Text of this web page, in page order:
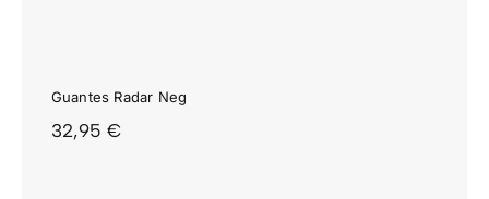
Guantes Radar Neg
32,95€